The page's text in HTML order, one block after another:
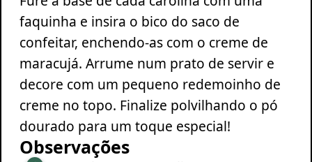
faquinha e insira o bico do saco de
confeitar, enchendo-as com o creme de
maracujá. Arrume num prato de servir e
decore com um pequeno redemoinho de
creme no topo. Finalize polvilhando o pó
dourado para um toque especial!
Observações